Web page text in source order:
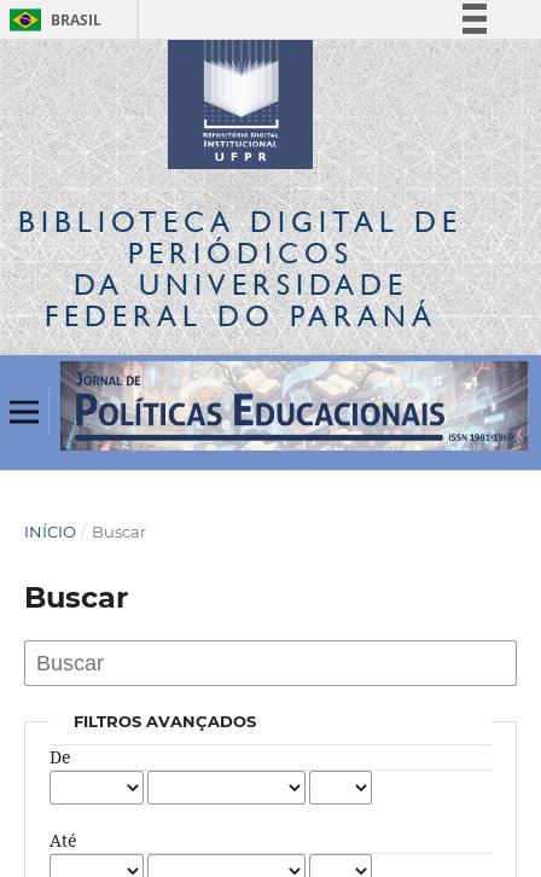
BRASIL
Simplifique!
Comunica BR
Participe
Acesso à informação
Legislação
Canais
BIBLIOTECA DIGITALDE
PERIÓDICOS
DA UNIVERSIDADE
FEDERAL DO PARANÁ
INÍCIO / Buscar
Buscar
FILTROS AVANÇADOS
De
Até